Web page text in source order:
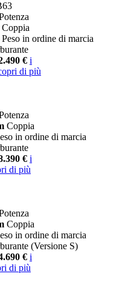
Coppia
Peso in ordine di marcia
€ i
di più
Coppia
in ordine di marcia
€ i
di più
Coppia
in ordine di marcia
(Versione S)
€ i
di più